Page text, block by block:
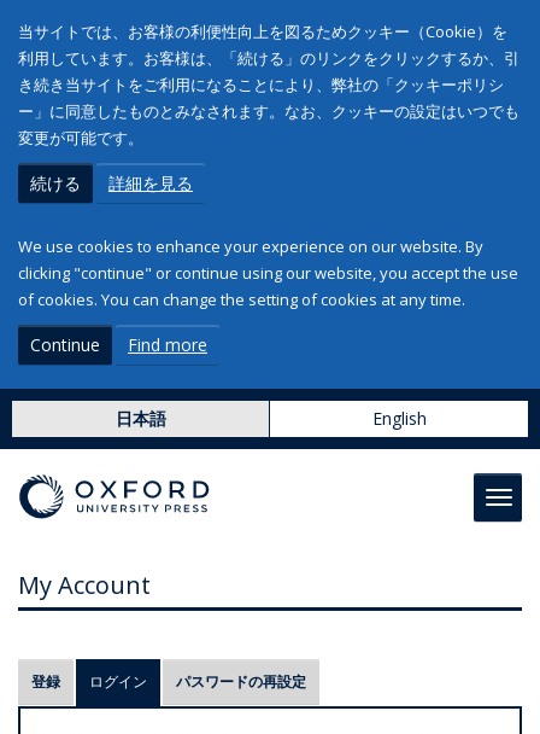
当サイトでは、お客様の利便性向上を図るためクッキー（Cookie）を
利用しています。お客様は、「続ける」のリンクをクリックするか、引
き続き当サイトをご利用になることにより、弊社の「クッキーポリシ
ー」に同意したものとみなされます。なお、クッキーの設定はいつでも
変更が可能です。
続ける 詳細を見る
We use cookies to enhance your experience on our website. By
clicking "continue" or continue using our website, you accept the use
of cookies. You can change the setting of cookies at any time.
Continue Find more
日本語 English
My Account
プ
ラ
登録 ログイン (アクティブなタブ)
パスワードの再設定